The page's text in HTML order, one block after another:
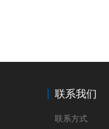
联系我们
联系方式